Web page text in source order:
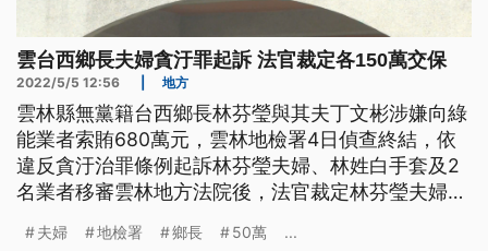
雲台西鄉長夫婦貪汙罪起訴 法官裁定各150萬交保
2022/5/5 12:56 地方
雲林縣無黨籍台西鄉長林芬瑩與其夫丁文彬涉嫌向綠
能業者索賄680萬元，雲林地檢署4日偵查終結，依
違反貪汙治罪條例起訴林芬瑩夫婦、林姓白手套及2
名業者移審雲林地方法院後，法官裁定林芬瑩夫婦各
夫婦 地檢署 鄉長 50萬 ...